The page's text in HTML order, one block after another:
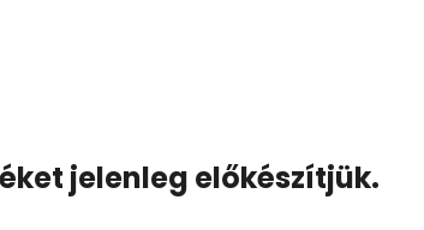
jelenleg előkészítjük.